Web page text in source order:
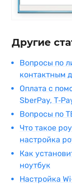
Другие
Вопросы по
контактным
Оплата с
SberPay,
Вопросы по
Что такое
настройка
Как
ноутбук
Настройка